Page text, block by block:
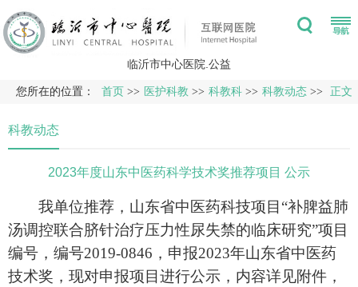
临沂市中心医院.公益
您所在的位置： 首页 >> 医护科教 >> 科教科 >> 科教动态 >> 正文
科教动态
2023年度山东中医药科学技术奖推荐项目 公示
我单位推荐，山东省中医药科技项目 “补脾益肺
汤调控联合脐针治疗压力性尿失禁的临床研究”项目
编号，编号2019-0846 ， 申报2023年山东省中医药
技术奖，现对申报项目进行公示，内容详见附件，